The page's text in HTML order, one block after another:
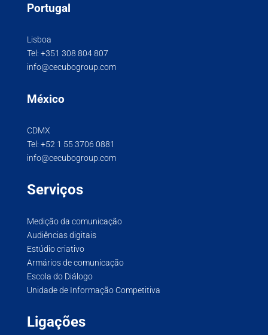
Portugal
Lisboa
Tel: +351 308 804 807
info@cecubogroup.com
México
CDMX
Tel: +52 1 55 3706 0881
info@cecubogroup.com
Serviços
Medição da comunicação
Audiências digitais
Estúdio criativo
Armários de comunicação
Escola do Diálogo
Unidade de Informação Competitiva
Ligações